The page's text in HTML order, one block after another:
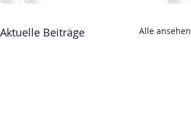
Aktuelle Beiträge Alle ansehen